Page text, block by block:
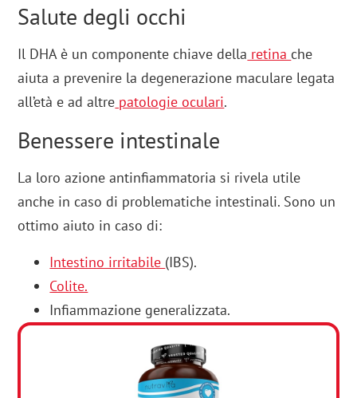
Salute degli occhi
Il DHA è un componente chiave della retina che
aiuta a prevenire la degenerazione maculare legata
all’età e ad altre patologie oculari.
Benessere intestinale
La loro azione antinfiammatoria si rivela utile
anche in caso di problematiche intestinali. Sono un
ottimo aiuto in caso di:
Intestino irritabile (IBS).
Colite.
Infiammazione generalizzata.